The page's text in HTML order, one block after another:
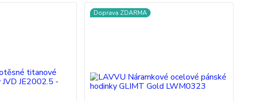
Doprava ZDARMA